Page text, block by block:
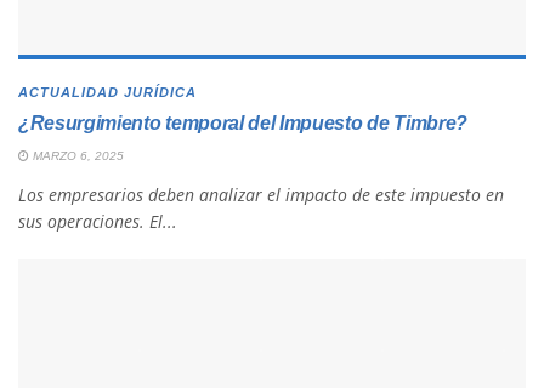
ACTUALIDAD JURÍDICA
¿Resurgimiento temporal del Impuesto de Timbre?
MARZO 6, 2025
Los empresarios deben analizar el impacto de este impuesto en
sus operaciones. El...